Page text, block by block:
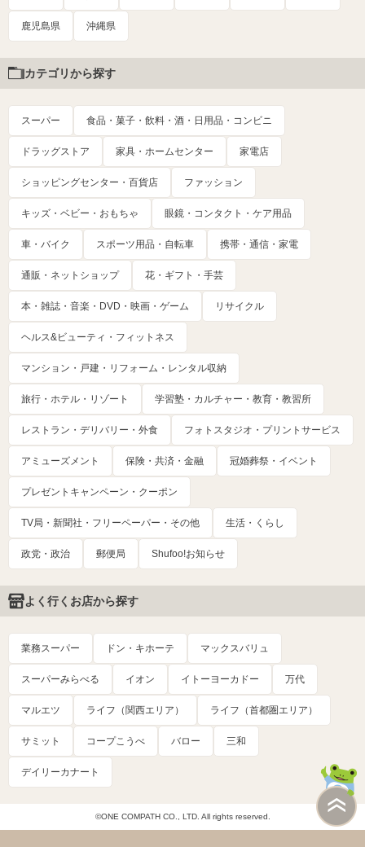
鹿児島県 沖縄県
カテゴリから探す
スーパー 食品・菓子・飲料・酒・日用品・コンビニ
ドラッグストア 家具・ホームセンター 家電店
ショッピングセンター・百貨店 ファッション
キッズ・ベビー・おもちゃ 眼鏡・コンタクト・ケア用品
車・バイク スポーツ用品・自転車 携帯・通信・家電
通販・ネットショップ 花・ギフト・手芸
本・雑誌・音楽・DVD・映画・ゲーム リサイクル
ヘルス&ビューティ・フィットネス
マンション・戸建・リフォーム・レンタル収納
旅行・ホテル・リゾート 学習塾・カルチャー・教育・教習所
レストラン・デリバリー・外食 フォトスタジオ・プリントサービス
アミューズメント 保険・共済・金融 冠婚葬祭・イベント
プレゼントキャンペーン・クーポン
TV局・新聞社・フリーペーパー・その他 生活・くらし
政党・政治 郵便局 Shufoo!お知らせ
よく行くお店から探す
業務スーパー ドン・キホーテ マックスバリュ
スーパーみらべる イオン イトーヨーカドー 万代
マルエツ ライフ（関西エリア） ライフ（首都圏エリア）
サミット コープこうべ バロー 三和
デイリーカナート
©ONE COMPATH CO., LTD. All rights reserved.